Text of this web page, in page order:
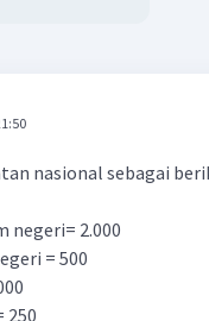
nasional sebagai
negeri= 2.000
= 500
250